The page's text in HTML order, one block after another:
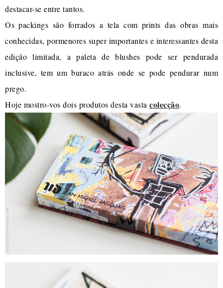
destacar-se entre tantos.
Os packings são forrados a tela com prints das obras mais
conhecidas, pormenores super importantes e interessantes desta
edição limitada, a paleta de blushes pode ser pendurada
inclusive, tem um buraco atrás onde se pode pendurar num
prego.
Hoje mostro-vos dois produtos desta vasta colecção.